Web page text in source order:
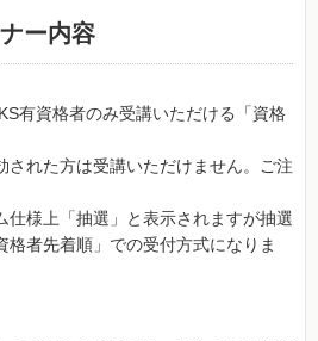
ー内容
有資格者のみ受講いただける「資格
れた方は受講いただけません。ご注
仕様上「抽選」と表示されますが抽選
格者先着順」での受付方式になりま